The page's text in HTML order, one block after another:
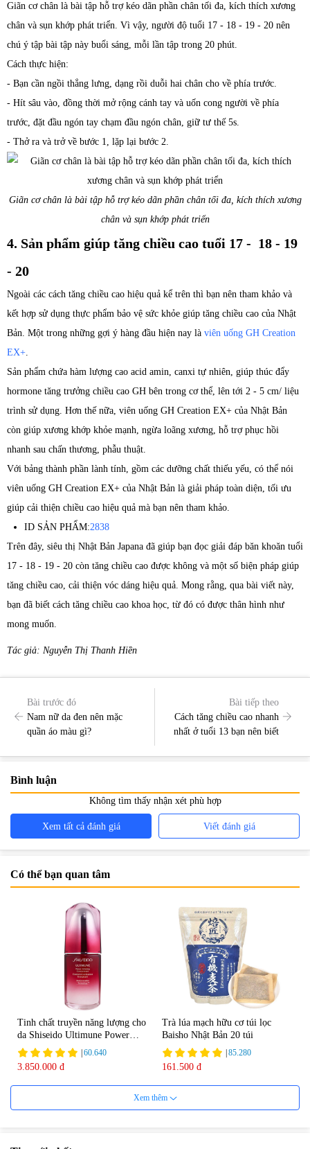
Giãn cơ chân là bài tập hỗ trợ kéo dãn phần chân tối đa, kích thích xương
chân và sụn khớp phát triển. Vì vậy, người độ tuổi 17 - 18 - 19 - 20 nên
chú ý tập bài tập này buổi sáng, mỗi lần tập trong 20 phút.
Cách thực hiện:
- Bạn cần ngồi thẳng lưng, dạng rồi duỗi hai chân cho về phía trước.
- Hít sâu vào, đồng thời mở rộng cánh tay và uốn cong người về phía
trước, đặt đầu ngón tay chạm đầu ngón chân, giữ tư thế 5s.
- Thở ra và trở về bước 1, lặp lại bước 2.
Giãn cơ chân là bài tập hỗ trợ kéo dãn phần chân tối đa, kích thích xương
chân và sụn khớp phát triển
4. Sản phẩm giúp tăng chiều cao tuổi 17 - 18 - 19
- 20
Ngoài các cách tăng chiều cao hiệu quả kể trên thì bạn nên tham khảo và
kết hợp sử dụng thực phẩm bảo vệ sức khỏe giúp tăng chiều cao của Nhật
Bản. Một trong những gợi ý hàng đầu hiện nay là viên uống GH Creation
EX+.
Sản phẩm chứa hàm lượng cao acid amin, canxi tự nhiên, giúp thúc đẩy
hormone tăng trưởng chiều cao GH bên trong cơ thể, lên tới 2 - 5 cm/ liệu
trình sử dụng. Hơn thế nữa, viên uống GH Creation EX+ của Nhật Bản
còn giúp xương khớp khỏe mạnh, ngừa loãng xương, hỗ trợ phục hồi
nhanh sau chấn thương, phẫu thuật.
Với bảng thành phần lành tính, gồm các dưỡng chất thiếu yếu, có thể nói
viên uống GH Creation EX+ của Nhật Bản là giải pháp toàn diện, tối ưu
giúp cải thiện chiều cao hiệu quả mà bạn nên tham khảo.
ID SẢN PHẨM:2838
Trên đây, siêu thị Nhật Bản Japana đã giúp bạn đọc giải đáp băn khoăn tuổi
17 - 18 - 19 - 20 còn tăng chiều cao được không và một số biện pháp giúp
tăng chiều cao, cải thiện vóc dáng hiệu quả. Mong rằng, qua bài viết này,
bạn đã biết cách tăng chiều cao khoa học, từ đó có được thân hình như
mong muốn.
Tác giả: Nguyễn Thị Thanh Hiền
Bài trước đó
Nam nữ da đen nên mặc
quần áo màu gì?
Bài tiếp theo
Cách tăng chiều cao nhanh
nhất ở tuổi 13 bạn nên biết
Bình luận
Không tìm thấy nhận xét phù hợp
Xem tất cả đánh giá Viết đánh giá
Có thể bạn quan tâm
Tinh chất truyền năng lượng cho
da Shiseido Ultimune Power
75ml
60.640
3.850.000 đ
Trà lúa mạch hữu cơ túi lọc
Baisho Nhật Bản 20 túi
85.280
161.500 đ
Xem thêm